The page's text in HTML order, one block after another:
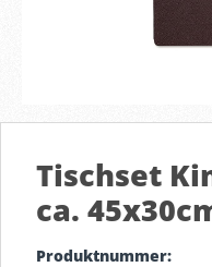
Tischset
ca.
Produktnummer: